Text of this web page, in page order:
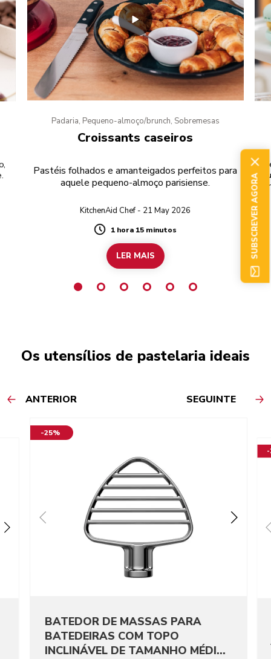
Padaria, Pequeno-almoço/brunch, Sobremesas
Croissants caseiros
Pastéis folhados e amanteigados perfeitos para
aquele pequeno-almoço parisiense.
KitchenAid Chef - 21 May 2026
Duration
1 hora 15 minutos
LER MAIS
Os utensílios de pastelaria ideais
ANTERIOR SEGUINTE
-25%
BATEDOR DE MASSAS PARA
BATEDEIRAS COM TOPO
INCLINÁVEL DE TAMANHO MÉDIO
-
SUBSCREVER AGORA